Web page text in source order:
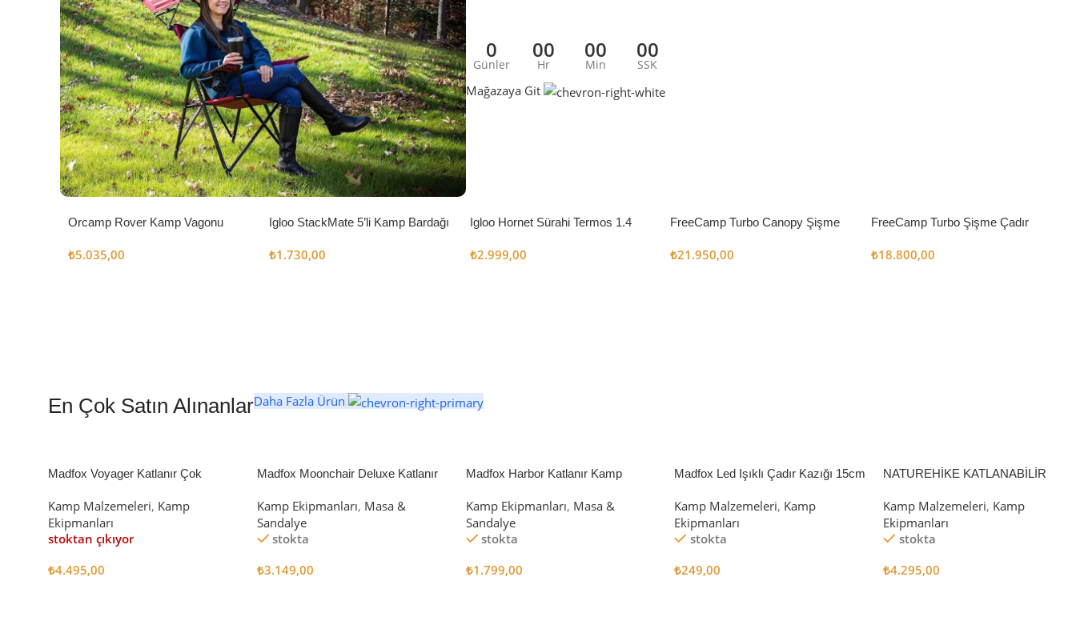
0
Günler
00
Hr
00
Min
00
SSK
Mağazaya Git
Orcamp Rover Kamp Vagonu
₺5.035,00
Igloo StackMate 5’li Kamp Bardağı
₺1.730,00
Igloo Hornet Sürahi Termos 1.4
₺2.999,00
FreeCamp Turbo Canopy Şişme
₺21.950,00
FreeCamp Turbo Şişme Çadır
₺18.800,00
En Çok Satın AlınanlarDaha Fazla Ürün
Madfox Voyager Katlanır Çok
BLACK
Kamp Malzemeleri, Kamp
Ekipmanları
stoktan çıkıyor
₺4.495,00
Madfox Moonchair Deluxe Katlanır
Kamp Ekipmanları, Masa &
Sandalye
stokta
₺3.149,00
Madfox Harbor Katlanır Kamp
Kamp Ekipmanları, Masa &
Sandalye
stokta
₺1.799,00
Madfox Led Işıklı Çadır Kazığı 15cm
Kamp Malzemeleri, Kamp
Ekipmanları
stokta
₺249,00
NATUREHİKE KATLANABİLİR
Kamp Malzemeleri, Kamp
Ekipmanları
stokta
₺4.295,00